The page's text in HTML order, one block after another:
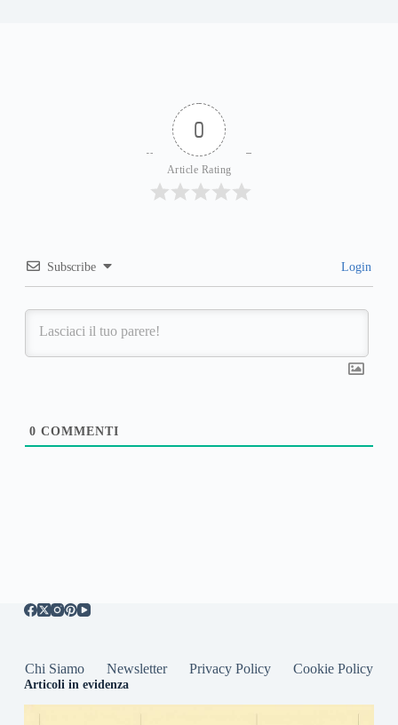
0
Article Rating
Subscribe Login
0 COMMENTI
Chi Siamo Newsletter Privacy Policy Cookie Policy
Articoli in evidenza